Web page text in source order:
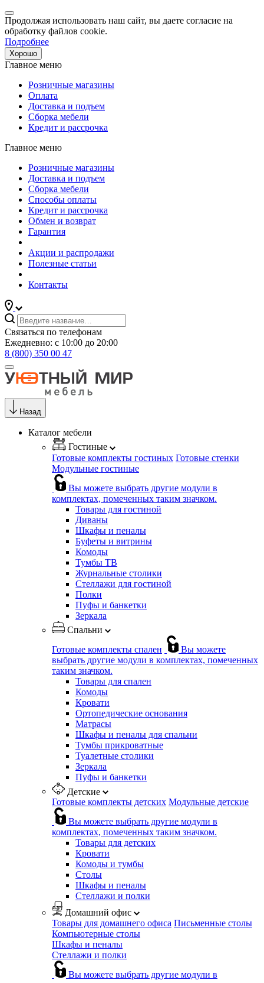
Продолжая использовать наш сайт, вы даете согласие на
обработку файлов cookie.
Подробнее
Хорошо
Главное меню
Розничные магазины
Оплата
Доставка и подъем
Сборка мебели
Кредит и рассрочка
Главное меню
Розничные магазины
Доставка и подъем
Сборка мебели
Способы оплаты
Кредит и рассрочка
Обмен и возврат
Гарантия
Акции и распродажи
Полезные статьи
Контакты
Связаться по телефонам
Ежедневно: с 10:00 до 20:00
8 (800) 350 00 47
Назад
Каталог мебели
Гостиные
Готовые комплекты гостиных Готовые стенки
Модульные гостиные
Вы можете выбрать другие модули в
комплектах, помеченных таким значком.
Товары для гостиной
Диваны
Шкафы и пеналы
Буфеты и витрины
Комоды
Тумбы ТВ
Журнальные столики
Стеллажи для гостиной
Полки
Пуфы и банкетки
Зеркала
Спальни
Готовые комплекты спален
Вы можете
выбрать другие модули в комплектах, помеченных
таким значком.
Товары для спален
Комоды
Кровати
Ортопедические основания
Матрасы
Шкафы и пеналы для спальни
Тумбы прикроватные
Туалетные столики
Зеркала
Пуфы и банкетки
Детские
Готовые комплекты детских Модульные детские
Вы можете выбрать другие модули в
комплектах, помеченных таким значком.
Товары для детских
Кровати
Комоды и тумбы
Столы
Шкафы и пеналы
Стеллажи и полки
Домашний офис
Товары для домашнего офиса Письменные столы
Компьютерные столы
Шкафы и пеналы
Стеллажи и полки
Вы можете выбрать другие модули в